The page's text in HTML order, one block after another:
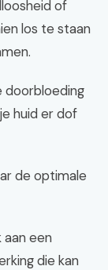
of
los te staan
doorbloeding
huid er dof
de optimale
aan een
die kan